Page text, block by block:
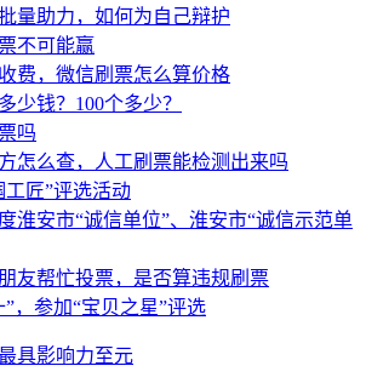
量助力，如何为自己辩护
不可能赢
费，微信刷票怎么算价格
少钱？100个多少？
吗
怎么查，人工刷票能检测出来吗
工匠”评选活动
淮安市“诚信单位”、淮安市“诚信示范单
友帮忙投票，是否算违规刷票
，参加“宝贝之星”评选
具影响力至元